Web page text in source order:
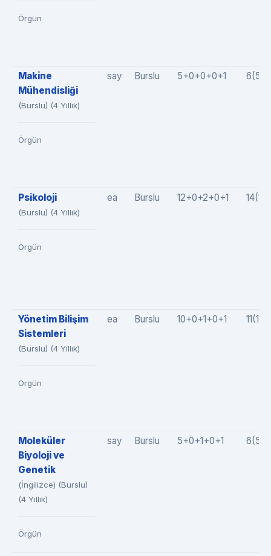
Örgün
Makine
Mühendisliği
(Burslu) (4 Yıllık)
Örgün
say Burslu 5+0+0+0+1
Psikoloji
(Burslu) (4 Yıllık)
Örgün
ea Burslu 12+0+2+0+1
Yönetim Bilişim
Sistemleri
(Burslu) (4 Yıllık)
Örgün
ea Burslu 10+0+1+0+1
Moleküler
Biyoloji ve
Genetik
(İngilizce) (Burslu)
(4 Yıllık)
Örgün
say Burslu 5+0+1+0+1